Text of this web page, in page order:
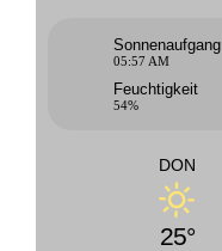
Sonnenaufgang
05:57 AM
Feuchtigkeit
54%
DON
25°